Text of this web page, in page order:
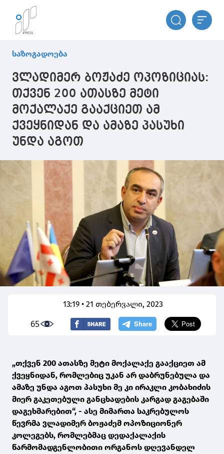
საზოგადოება
ვლადიმერ ბოჟაძე ოპოზიციას:
თქვენ 200 ათასზე მეტი
მოქალაქე გააქციეთ ამ
ქვეყნიდან და ამაზე პასუხი
უნდა აგოთ
13:19 • 21 თებერვალი, 2023
65
„თქვენ 200 ათასზე მეტი მოქალაქე გააქციეთ ამ
ქვეყნიდან, რომლებიც უკან არ დაბრუნებულა და
ამაზე უნდა აგოთ პასუხი მე კი ირაკლი კობახიძის
მიერ გაკეთებული განცხადების კარგად გაგებაში
დაგეხმარებით“, - ასე მიმართა საკრებულოს
წევრმა ვლადიმერ ბოჟაძემ ოპოზიციონერ
კოლეგებს, რომლებმაც დედაქალაქის
წარმომადგენლობითი ორგანოს დღევანდელ